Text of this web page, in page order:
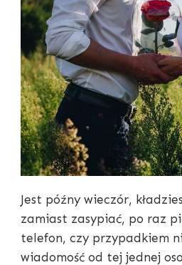
Jest późny wieczór,
zamiast zasypiać, po raz
telefon, czy przypadkiem
wiadomość od tej jednej